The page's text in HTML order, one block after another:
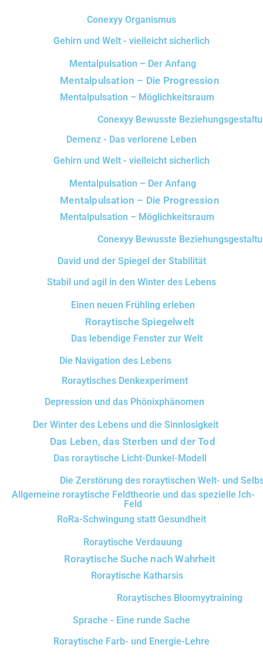
Conexyy Organismus
Gehirn und Welt - vielleicht sicherlich
Mentalpulsation – Der Anfang
Mentalpulsation – Die Progression
Mentalpulsation – Möglichkeitsraum
Conexyy Bewusste
Demenz - Das verlorene Leben
Gehirn und Welt - vielleicht sicherlich
Mentalpulsation – Der Anfang
Mentalpulsation – Die Progression
Mentalpulsation – Möglichkeitsraum
Conexyy Bewusste
David und der Spiegel der Stabilität
Stabil und agil in den Winter des Lebens
Einen neuen Frühling erleben
Roraytische Spiegelwelt
Das lebendige Fenster zur Welt
Die Navigation des Lebens
Roraytisches Denkexperiment
Depression und das Phönixphänomen
Der Winter des Lebens und die Sinnlosigkeit
Das Leben, das Sterben und der Tod
Das roraytische Licht-Dunkel-Modell
Die Zerstörung des roraytischen Welt- und
Allgemeine roraytische Feldtheorie und das spezielle Ich-
Feld
RoRa-Schwingung statt Gesundheit
Roraytische Verdauung
Roraytische Suche nach Wahrheit
Roraytische Katharsis
Roraytisches Bloomyytraining
Sprache - Eine runde Sache
Roraytische Farb- und Energie-Lehre